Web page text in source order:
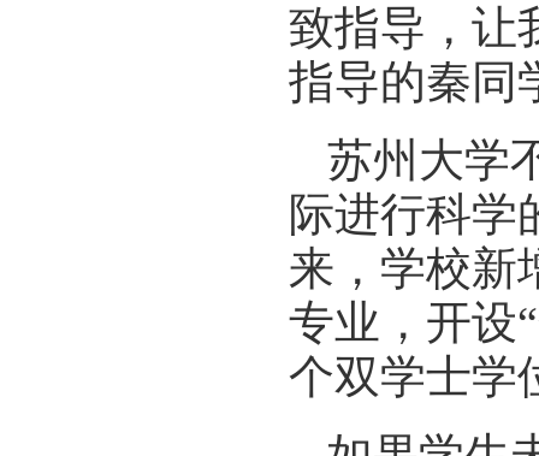
致指导，让
指导的秦同
苏州大学
际进行科学
来，学校新
专业，开设
个双学士学